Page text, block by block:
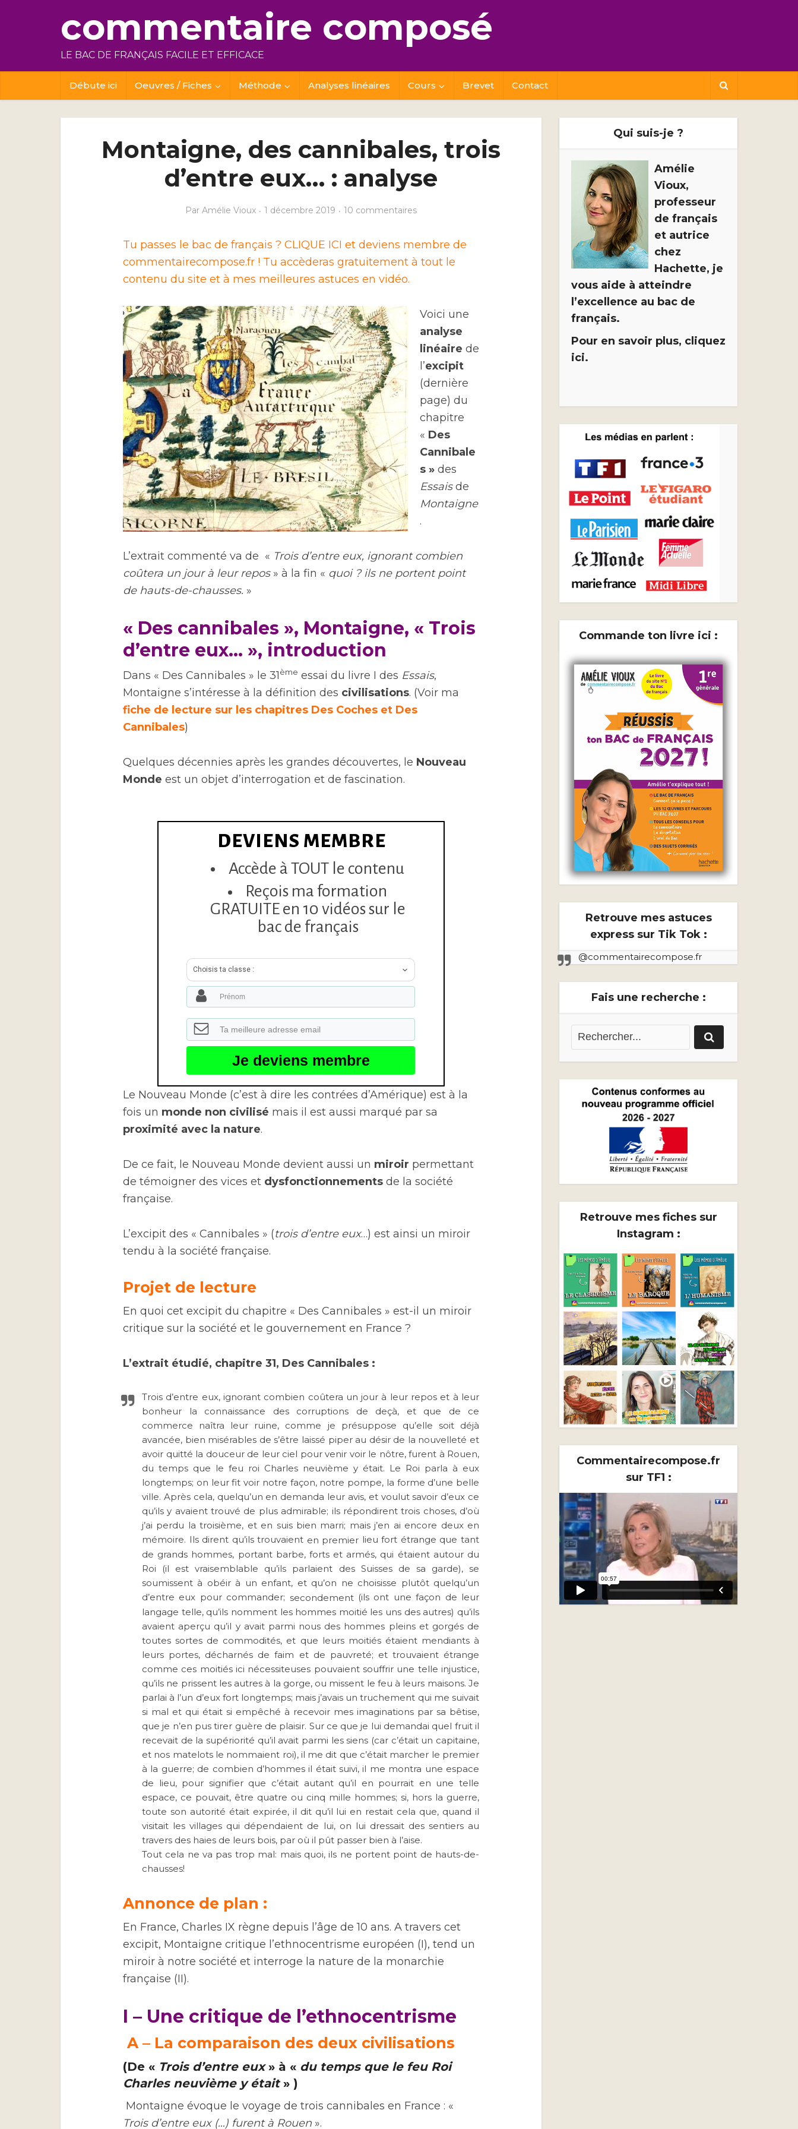
commentaire composé
LE BAC DE FRANÇAIS FACILE ET EFFICACE
Débute ici Oeuvres / Fiches Méthode Analyses linéaires Cours Brevet Contact
Montaigne, des cannibales, trois
d’entre eux… : analyse
Par Amélie Vioux 1 décembre 2019 10 commentaires
Tu passes le bac de français ? CLIQUE ICI et deviens membre de
commentairecompose.fr ! Tu accèderas gratuitement à tout le
contenu du site et à mes meilleures astuces en vidéo.
Voici une
analyse
linéaire de
l’excipit
(dernière
page) du
chapitre
« Des
Cannibale
s » des
Essaisde
Montaigne
.
L’extrait commenté va de « Trois d’entre eux, ignorant combien
coûtera un jour à leur repos» à la fin « quoi ? ils ne portent point
de hauts-de-chausses. »
« Des cannibales », Montaigne, « Trois
d’entre eux… », introduction
Dans « Des Cannibales » le 31ème essai du livre I des Essais,
Montaigne s’intéresse à la définition des civilisations. (Voir ma
fiche de lecture sur les chapitres Des Coches et Des
Cannibales)
Quelques décennies après les grandes découvertes, le Nouveau
Monde est un objet d’interrogation et de fascination.
DEVIENS MEMBRE
Accède à TOUT le contenu
Reçois ma formation
GRATUITE en 10 vidéos sur le
bac de français
Choisis ta classe :
Je deviens membre
Le Nouveau Monde (c’est à dire les contrées d’Amérique) est à la
fois un monde non civilisé mais il est aussi marqué par sa
proximité avec la nature.
De ce fait, le Nouveau Monde devient aussi un miroir permettant
de témoigner des vices et dysfonctionnements de la société
française.
L’excipit des « Cannibales » (trois d’entre eux…) est ainsi un miroir
tendu à la société française.
Projet de lecture
En quoi cet excipit du chapitre « Des Cannibales » est-il un miroir
critique sur la société et le gouvernement en France ?
L’extrait étudié, chapitre 31, Des Cannibales :
Trois d’entre eux, ignorant combien coûtera un jour à leur repos et à leur
bonheur la connaissance des corruptions de deçà, et que de ce
commerce naîtra leur ruine, comme je présuppose qu’elle soit déjà
avancée, bien misérables de s’être laissé piper au désir de la nouvelleté et
avoir quitté la douceur de leur ciel pour venir voir le nôtre, furent à Rouen,
du temps que le feu roi Charles neuvième y était. Le Roi parla à eux
longtemps; on leur fit voir notre façon, notre pompe, la forme d’une belle
ville. Après cela, quelqu’un en demanda leur avis, et voulut savoir d’eux ce
qu’ils y avaient trouvé de plus admirable; ils répondirent trois choses, d’où
j’ai perdu la troisième, et en suis bien marri; mais j’en ai encore deux en
mémoire. Ils dirent qu’ils trouvaient en premier lieu fort étrange que tant
de grands hommes, portant barbe, forts et armés, qui étaient autour du
Roi (il est vraisemblable qu’ils parlaient des Suisses de sa garde), se
soumissent à obéir à un enfant, et qu’on ne choisisse plutôt quelqu’un
d’entre eux pour commander; secondement(ils ont une façon de leur
langage telle, qu’ils nomment les hommes moitié les uns des autres) qu’ils
avaient aperçu qu’il y avait parmi nous des hommes pleins et gorgés de
toutes sortes de commodités, et que leurs moitiés étaient mendiants à
leurs portes, décharnés de faim et de pauvreté; et trouvaient étrange
comme ces moitiés ici nécessiteuses pouvaient souffrir une telle injustice,
qu’ils ne prissent les autres à la gorge, ou missent le feu à leurs maisons. Je
parlai à l’un d’eux fort longtemps; mais j’avais un truchement qui me suivait
si mal et qui était si empêché à recevoir mes imaginations par sa bêtise,
que je n’en pus tirer guère de plaisir. Sur ce que je lui demandai quel fruit il
recevait de la supériorité qu’il avait parmi les siens (car c’était un capitaine,
et nos matelots le nommaient roi), il me dit que c’était marcher le premier
à la guerre; de combien d’hommes il était suivi, il me montra une espace
de lieu, pour signifier que c’était autant qu’il en pourrait en une telle
espace, ce pouvait, être quatre ou cinq mille hommes; si, hors la guerre,
toute son autorité était expirée, il dit qu’il lui en restait cela que, quand il
visitait les villages qui dépendaient de lui, on lui dressait des sentiers au
travers des haies de leurs bois, par où il pût passer bien à l’aise.
Tout cela ne va pas trop mal: mais quoi, ils ne portent point de hauts-de-
chausses!
Annonce de plan :
En France, Charles IX règne depuis l’âge de 10 ans. A travers cet
excipit, Montaigne critique l’ethnocentrisme européen (I), tend un
miroir à notre société et interroge la nature de la monarchie
française (II).
I – Une critique de l’ethnocentrisme
A – La comparaison des deux civilisations
(De « Trois d’entre eux» à « du temps que le feu Roi
Charles neuvième y était» )
Montaigne évoque le voyage de trois cannibales en France : «
Trois d’entre eux (…) furent à Rouen ».
Qui suis-je ?
Amélie
Vioux,
professeur
de français
et autrice
chez
Hachette, je
vous aide à atteindre
l’excellence au bac de
français.
Pour en savoir plus, cliquez
ici.
Commande ton livre ici :
Retrouve mes astuces
express sur Tik Tok :
@commentairecompose.fr
Fais une recherche :
Retrouve mes fiches sur
Instagram :
Commentairecompose.fr
sur TF1 :